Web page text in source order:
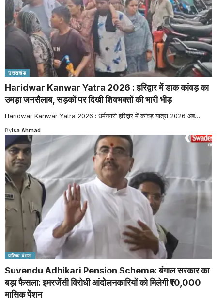
उत्तराखंड
Haridwar Kanwar Yatra 2026 : हरिद्वार में डाक कांवड़ का
उमड़ा जनसैलाब, सड़कों पर दिखी शिवभक्तों की भारी भीड़
Haridwar Kanwar Yatra 2026 : धर्मनगरी हरिद्वार में कांवड़ यात्रा 2026 अब…
ByIsa Ahmad
पश्चिम बंगाल
Suvendu Adhikari Pension Scheme: बंगाल सरकार का
बड़ा फैसला: इमरजेंसी विरोधी आंदोलनकारियों को मिलेगी ₹10,000
मासिक पेंशन